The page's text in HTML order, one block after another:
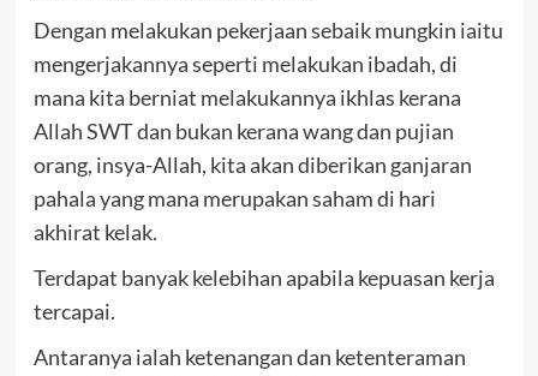
Dengan melakukan pekerjaan sebaik mungkin iaitu
mengerjakannya seperti melakukan ibadah, di
mana kita berniat melakukannya ikhlas kerana
Allah SWT dan bukan kerana wang dan pujian
orang, insya-Allah, kita akan diberikan ganjaran
pahala yang mana merupakan saham di hari
akhirat kelak.
Terdapat banyak kelebihan apabila kepuasan kerja
tercapai.
Antaranya ialah ketenangan dan ketenteraman